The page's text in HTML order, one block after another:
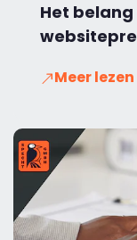
Het
Meer lezen